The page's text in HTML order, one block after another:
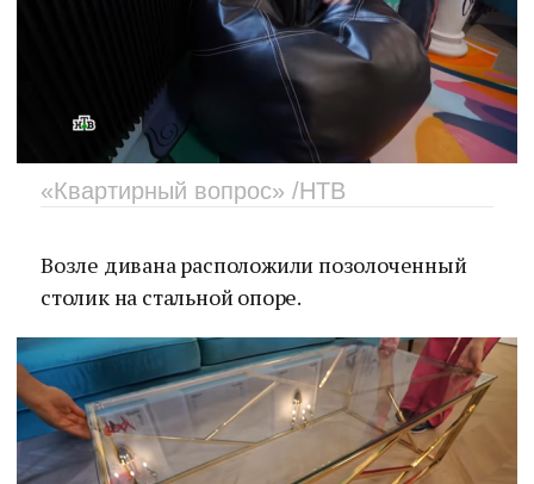
«Квартирный вопрос» /НТВ
Возле дивана расположили позолоченный
столик на стальной опоре.